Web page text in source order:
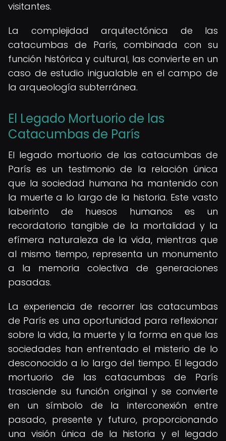
visitantes.
La complejidad arquitectónica de las
catacumbas de París, combinada con su
función histórica y cultural, las convierte en un
caso de estudio inigualable en el campo de
la arqueología subterránea.
El Legado Mortuorio de las
Catacumbas de París
El legado mortuorio de las catacumbas de
París es un testimonio de la relación única
que la sociedad humana ha mantenido con
la muerte a lo largo de la historia. Este vasto
laberinto de huesos humanos es un
recordatorio tangible de la mortalidad y la
efímera naturaleza de la vida, mientras que
al mismo tiempo, representa un monumento
a la memoria colectiva de generaciones
pasadas.
La experiencia de recorrer las catacumbas
de París es una oportunidad para reflexionar
sobre la vida, la muerte y la forma en que las
sociedades han enfrentado el misterio de lo
desconocido a lo largo del tiempo. El legado
mortuorio de las catacumbas de París
trasciende su función original y se convierte
en un símbolo de la interconexión entre
pasado, presente y futuro, proporcionando
una visión única de la historia y el legado